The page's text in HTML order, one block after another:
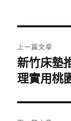
章
導
覽
上一篇文章
上
一
文
章:
新竹床墊
理實用桃